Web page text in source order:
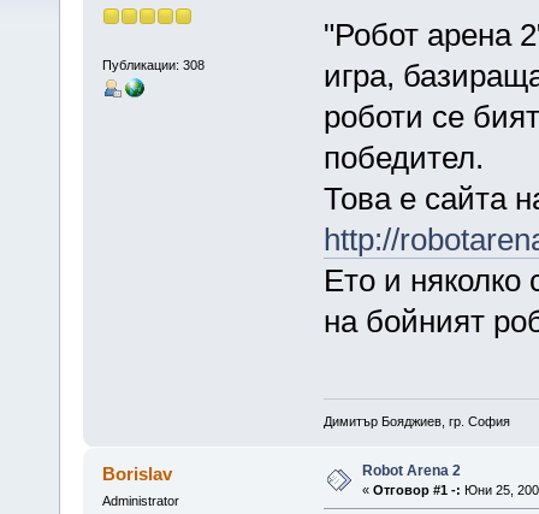
Публикации: 308
"Робот арена
игра,
роботи се
победител.
Това е сайта
http://
Ето и няколко
на бойният
Димитър Бояджиев, гр. София
Borislav
Administrator
Robot Arena 2
« Отговор #1 -: Юни 25,